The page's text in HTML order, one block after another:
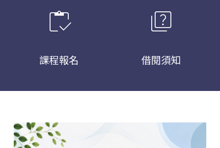
inventory
課程報名
quiz
借閱須知